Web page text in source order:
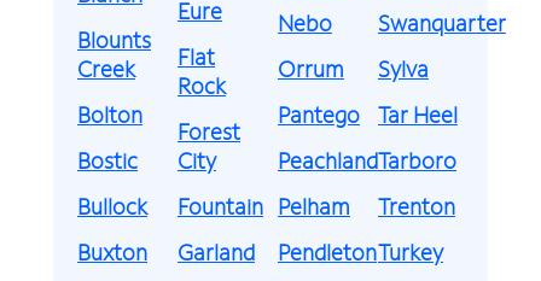
Blounts
Creek
Bolton
Bostic
Bullock
Buxton
Eure
Flat
Rock
Forest
City
Fountain
Garland
Nebo
Orrum
Pantego
Peachland
Pelham
Pendleton
Swanquarter
Sylva
Tar Heel
Tarboro
Trenton
Turkey